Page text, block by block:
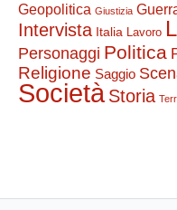
Geopolitica Giustizia
Intervista Italia Lavoro
Personaggi Politica
Religione Saggio
Società Storia